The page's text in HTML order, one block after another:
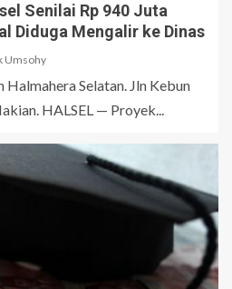
Senilai Rp 940 Juta
Diduga Mengalir ke Dinas
Umsohy
Selatan. Jln Kebun
HALSEL — Proyek...